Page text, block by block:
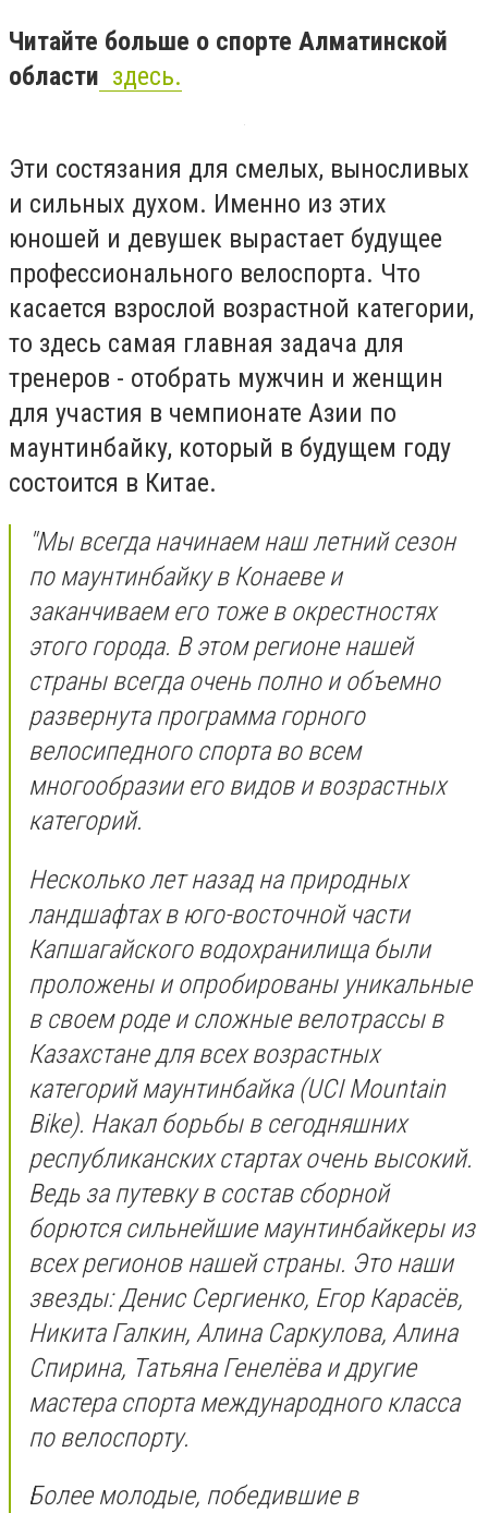
Читайте больше о спорте Алматинской
области здесь.
Эти состязания для смелых, выносливых
и сильных духом. Именно из этих
юношей и девушек вырастает будущее
профессионального велоспорта. Что
касается взрослой возрастной категории,
то здесь самая главная задача для
тренеров - отобрать мужчин и женщин
для участия в чемпионате Азии по
маунтинбайку, который в будущем году
состоится в Китае.
"Мы всегда начинаем наш летний сезон
по маунтинбайку в Конаеве и
заканчиваем его тоже в окрестностях
этого города. В этом регионе нашей
страны всегда очень полно и объемно
развернута программа горного
велосипедного спорта во всем
многообразии его видов и возрастных
категорий.
Несколько лет назад на природных
ландшафтах в юго-восточной части
Капшагайского водохранилища были
проложены и опробированы уникальные
в своем роде и сложные велотрассы в
Казахстане для всех возрастных
категорий маунтинбайка (UCI Mountain
Bike). Накал борьбы в сегодняшних
республиканских стартах очень высокий.
Ведь за путевку в состав сборной
борются сильнейшие маунтинбайкеры из
всех регионов нашей страны. Это наши
звезды: Денис Сергиенко, Егор Карасёв,
Никита Галкин, Алина Саркулова, Алина
Спирина, Татьяна Генелёва и другие
мастера спорта международного класса
по велоспорту.
Более молодые, победившие в